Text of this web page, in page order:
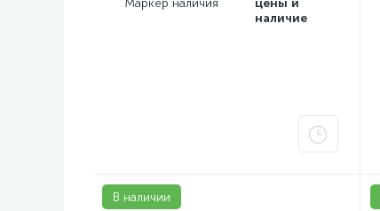
Маркер наличия
цены и
наличие
В наличии